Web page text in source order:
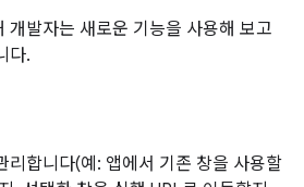
개발자는 새로운 기능을 사용해 보고
다.
리합니다(예: 앱에서 기존 창을 사용할